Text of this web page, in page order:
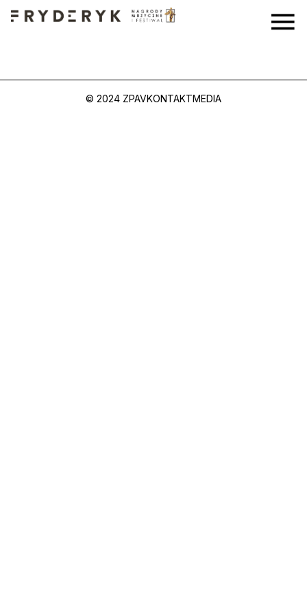
© 2024 ZPAVKONTAKTMEDIA